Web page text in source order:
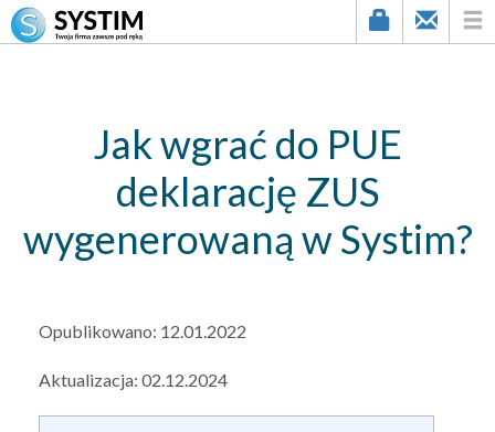
string(3) "157"
Jak wgrać do PUE
deklarację ZUS
wygenerowaną w Systim?
Opublikowano: 12.01.2022
Aktualizacja: 02.12.2024